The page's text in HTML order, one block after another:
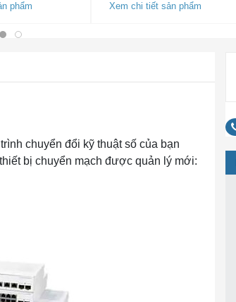
phẩm
Xem chi tiết sản phẩm
chuyển đổi kỹ thuật số của bạn
bị chuyển mạch được quản lý mới: